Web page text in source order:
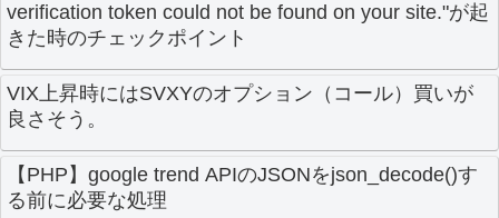
verification token could not be found on your site."が起
きた時のチェックポイント
VIX上昇時にはSVXYのオプション（コール）買いが
良さそう。
【PHP】google trend APIのJSONをjson_decode()す
る前に必要な処理